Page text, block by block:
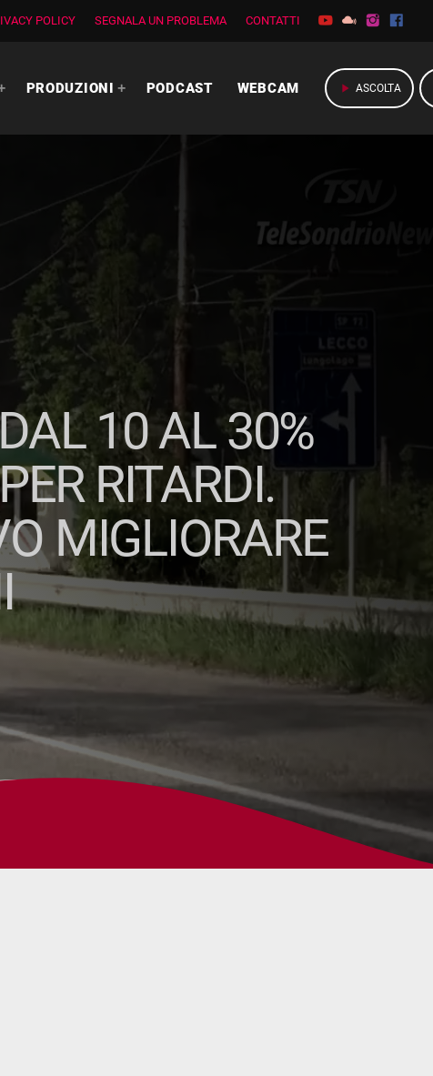
POLICY SEGNALA UN PROBLEMA CONTATTI
PRODUZIONI PODCAST WEBCAM play_arrow ASCOLTA
10 AL 30%
RITARDI.
MIGLIORARE